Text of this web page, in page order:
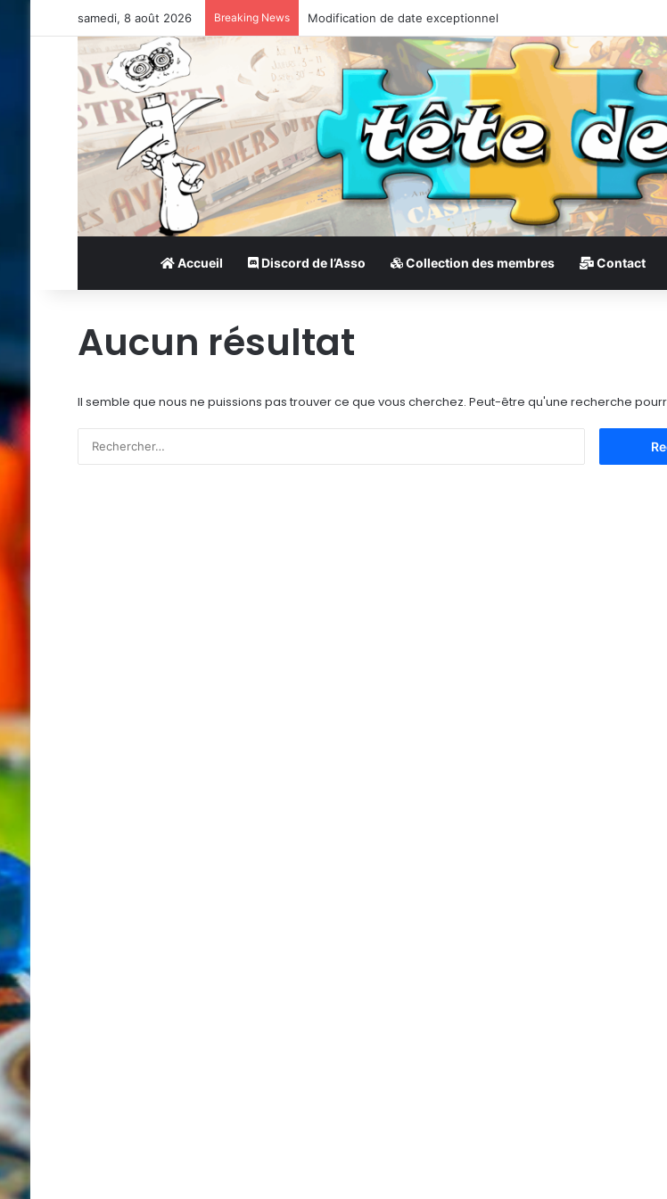
samedi, 8 août 2026 Breaking News Modification de date exceptionnel
Accueil Discord de l’Asso Collection des membres Contact
Aucun résultat
Il semble que nous ne puissions pas trouver ce que vous cherchez. Peut-être qu'une recherche